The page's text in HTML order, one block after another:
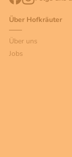
Über Hofkräuter
Über uns
Jobs